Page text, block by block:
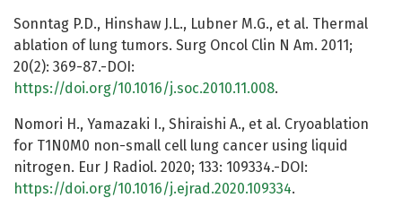
Sonntag P.D., Hinshaw J.L., Lubner M.G., et al. Thermal
ablation of lung tumors. Surg Oncol Clin N Am. 2011;
20(2): 369-87.-DOI:
https://doi.org/10.1016/j.soc.2010.11.008.
Nomori H., Yamazaki I., Shiraishi A., et al. Cryoablation
for T1N0M0 non-small cell lung cancer using liquid
nitrogen. Eur J Radiol. 2020; 133: 109334.-DOI:
https://doi.org/10.1016/j.ejrad.2020.109334.